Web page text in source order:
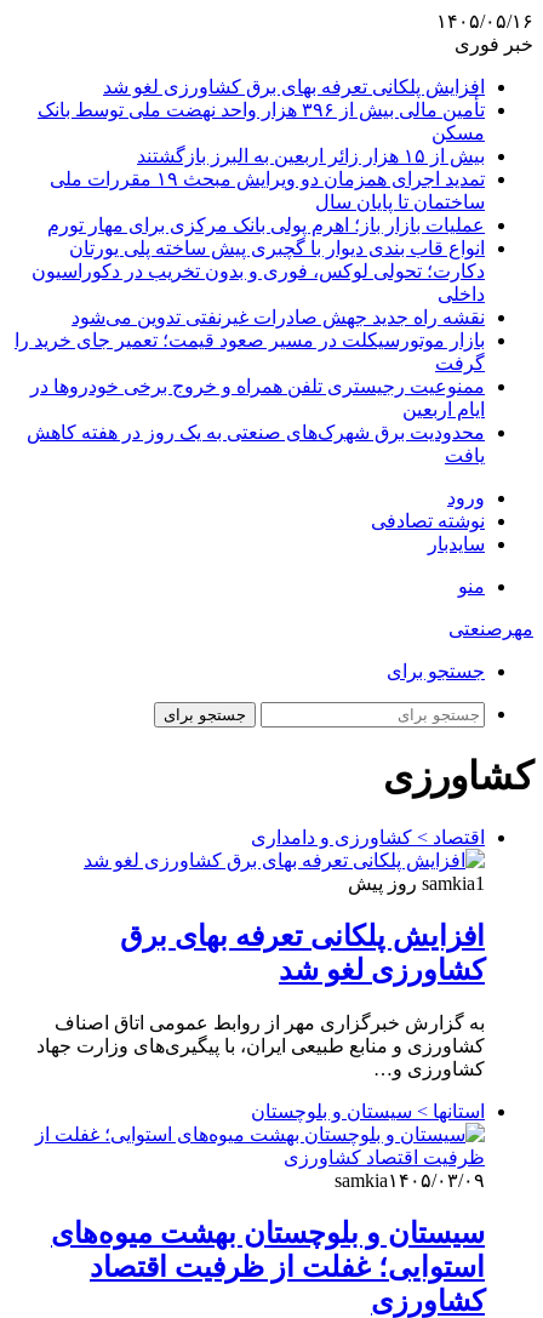
۱۴۰۵/۰۵/۱۶
خبر فوری
افزایش پلکانی تعرفه بهای برق کشاورزی لغو شد
تأمین مالی بیش از ۳۹۶ هزار واحد نهضت ملی توسط بانک
مسکن
بیش از ۱۵ هزار زائر اربعین به البرز بازگشتند
تمدید اجرای همزمان دو ویرایش مبحث ۱۹ مقررات ملی
ساختمان تا پایان سال
عملیات بازار باز؛ اهرم پولی بانک مرکزی برای مهار تورم
انواع قاب بندی دیوار با گچبری پیش ساخته پلی یورتان
دکارت؛ تحولی لوکس، فوری و بدون تخریب در دکوراسیون
داخلی
نقشه راه جدید جهش صادرات غیرنفتی تدوین می‌شود
بازار موتورسیکلت در مسیر صعود قیمت؛ تعمیر جای خرید را
گرفت
ممنوعیت رجیستری تلفن همراه و خروج برخی خودروها در
ایام اربعین
محدودیت برق شهرک‌های صنعتی به یک روز در هفته کاهش
یافت
ورود
نوشته تصادفی
سایدبار
منو
مهرصنعتی
جستجو برای
جستجو برای
کشاورزی
اقتصاد > کشاورزی و دامداری
samkia1 روز پیش
افزایش پلکانی تعرفه بهای برق
کشاورزی لغو شد
به گزارش خبرگزاری مهر از روابط عمومی اتاق اصناف
کشاورزی و منابع طبیعی ایران، با پیگیری‌های وزارت جهاد
کشاورزی و…
استانها > سیستان و بلوچستان
samkia۱۴۰۵/۰۳/۰۹
سیستان و بلوچستان بهشت میوه‌های
استوایی؛ غفلت از ظرفیت اقتصاد
کشاورزی